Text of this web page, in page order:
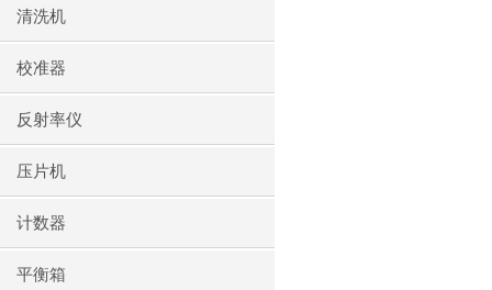
清洗机
校准器
反射率仪
压片机
计数器
平衡箱